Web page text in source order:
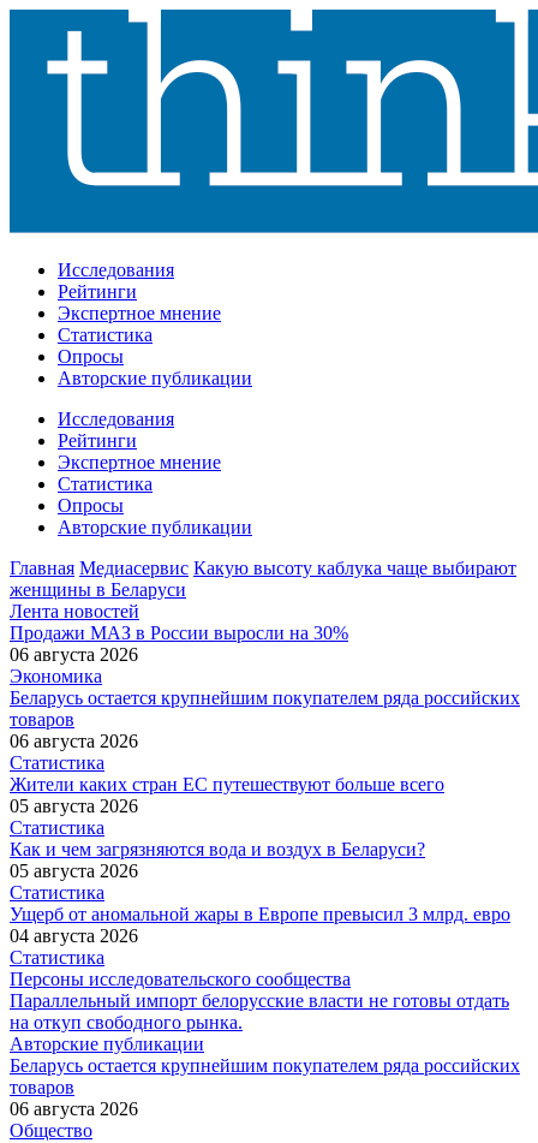
Исследования
Рейтинги
Экспертное мнение
Статистика
Опросы
Авторские публикации
Исследования
Рейтинги
Экспертное мнение
Статистика
Опросы
Авторские публикации
Главная Медиасервис Какую высоту каблука чаще выбирают
женщины в Беларуси
Лента новостей
Продажи МАЗ в России выросли на 30%
06 августа 2026
Экономика
Беларусь остается крупнейшим покупателем ряда российских
товаров
06 августа 2026
Статистика
Жители каких стран ЕС путешествуют больше всего
05 августа 2026
Статистика
Как и чем загрязняются вода и воздух в Беларуси?
05 августа 2026
Статистика
Ущерб от аномальной жары в Европе превысил 3 млрд. евро
04 августа 2026
Статистика
Персоны исследовательского сообщества
Параллельный импорт белорусские власти не готовы отдать
на откуп свободного рынка.
Авторские публикации
Беларусь остается крупнейшим покупателем ряда российских
товаров
06 августа 2026
Общество